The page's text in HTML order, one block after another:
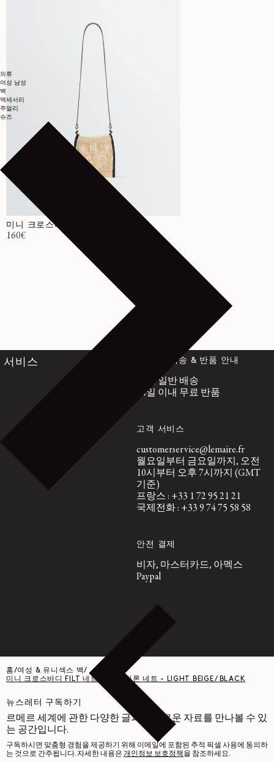
의류
여성 남성
백
액세서리
주얼리
슈즈
미니 크로스바디 FILT 네트 백
정가
160€
서비스 전 세계 배송 & 반품 안내
무료 일반 배송
14일 이내 무료 반품
고객 서비스
customerservice@lemaire.fr
월요일부터 금요일까지, 오전
10시부터 오후 7시까지 (GMT
기준)
프랑스 : +33 1 72 95 21 21
국제전화 : +33 9 74 75 58 58
안전 결제
비자, 마스터카드, 아멕스
Paypal
홈/여성 & 유니섹스 백/
미니 크로스바디 FILT 네트 백 - 나일론 네트 - LIGHT BEIGE / BLACK
뉴스레터 구독하기
르메르 세계에 관한 다양한 글과 흥미로운 자료를 만나볼 수 있
는 공간입니다.
구독하시면 맞춤형 경험을 제공하기 위해 이메일에 포함된 추적 픽셀 사용에 동의하
는 것으로 간주됩니다. 자세한 내용은 개인정보 보호정책을 참조하세요.